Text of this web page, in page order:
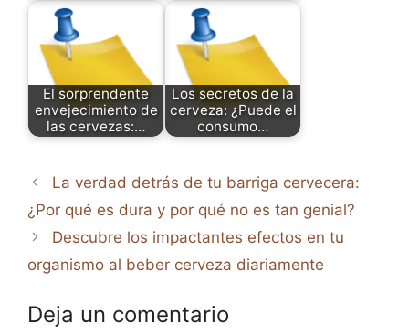
El sorprendente
envejecimiento de
las cervezas:…
Los secretos de la
cerveza: ¿Puede el
consumo…
La verdad detrás de tu barriga cervecera:
¿Por qué es dura y por qué no es tan genial?
Descubre los impactantes efectos en tu
organismo al beber cerveza diariamente
Deja un comentario